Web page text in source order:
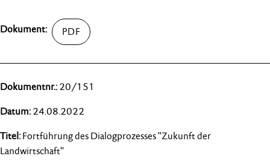
20/151
24.08.2022
Fortführung des Dialogprozesses "Zukunft der
Landwirtschaft"